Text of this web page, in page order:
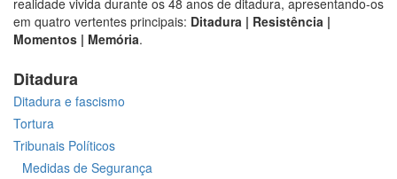
em quatro vertentes principais: Ditadura | Resistência |
Momentos | Memória.
Ditadura
Ditadura e fascismo
Tortura
Tribunais Políticos
Medidas de Segurança